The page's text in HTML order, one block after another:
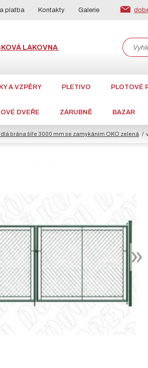
platba Kontakty Galerie
LAKOVNA
A VZPĚRY PLETIVO PLOTOVÉ
DVEŘE ZÁRUBNĚ BAZAR
brána šíře 3000 mm se zamykáním OKO zelená